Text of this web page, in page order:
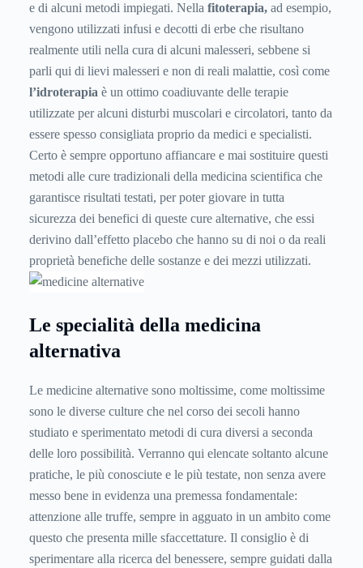
e di alcuni metodi impiegati. Nella fitoterapia, ad esempio,
vengono utilizzati infusi e decotti di erbe che risultano
realmente utili nella cura di alcuni malesseri, sebbene si
parli qui di lievi malesseri e non di reali malattie, così come
l’idroterapia è un ottimo coadiuvante delle terapie
utilizzate per alcuni disturbi muscolari e circolatori, tanto da
essere spesso consigliata proprio da medici e specialisti.
Certo è sempre opportuno affiancare e mai sostituire questi
metodi alle cure tradizionali della medicina scientifica che
garantisce risultati testati, per poter giovare in tutta
sicurezza dei benefici di queste cure alternative, che essi
derivino dall’effetto placebo che hanno su di noi o da reali
proprietà benefiche delle sostanze e dei mezzi utilizzati.
Le specialità della medicina
alternativa
Le medicine alternative sono moltissime, come moltissime
sono le diverse culture che nel corso dei secoli hanno
studiato e sperimentato metodi di cura diversi a seconda
delle loro possibilità. Verranno qui elencate soltanto alcune
pratiche, le più conosciute e le più testate, non senza avere
messo bene in evidenza una premessa fondamentale:
attenzione alle truffe, sempre in agguato in un ambito come
questo che presenta mille sfaccettature. Il consiglio è di
sperimentare alla ricerca del benessere, sempre guidati dalla